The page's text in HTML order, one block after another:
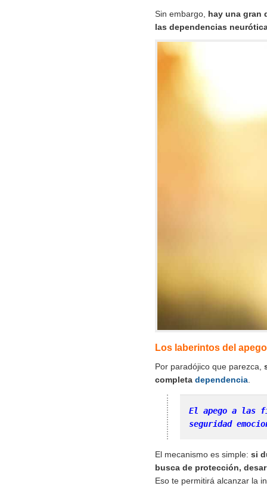
Sin embargo, hay una gran
las dependencias
Los laberintos del apego
Por paradójico que parezca,
completa dependencia
El apego a las
seguridad
El mecanismo es simple: si
busca de protección,
Eso te permitirá alcanzar la